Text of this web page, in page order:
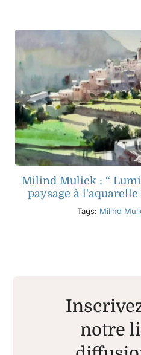
Milind Mulick : “
paysage à
Tags: Milind
notre